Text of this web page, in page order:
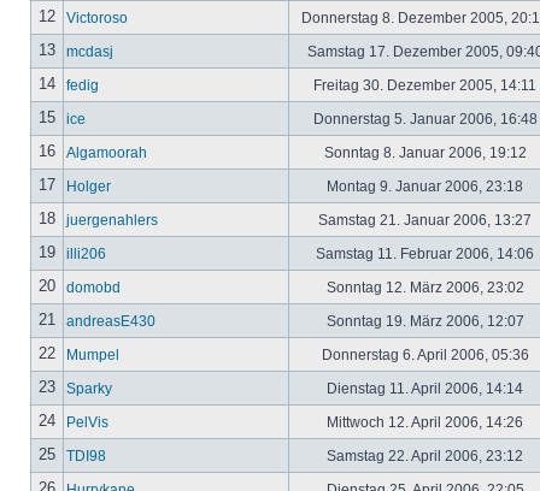
12 Victoroso Donnerstag 8. Dezember 2005,
13 mcdasj Samstag 17. Dezember 2005,
14 fedig Freitag 30. Dezember 2005, 14:11
15 ice Donnerstag 5. Januar 2006, 16:48
16 Algamoorah Sonntag 8. Januar 2006, 19:12
17 Holger Montag 9. Januar 2006, 23:18
18 juergenahlers Samstag 21. Januar 2006, 13:27
19 illi206 Samstag 11. Februar 2006, 14:06
20 domobd Sonntag 12. März 2006, 23:02
21 andreasE430 Sonntag 19. März 2006, 12:07
22 Mumpel Donnerstag 6. April 2006, 05:36
23 Sparky Dienstag 11. April 2006, 14:14
24 PelVis Mittwoch 12. April 2006, 14:26
25 TDI98 Samstag 22. April 2006, 23:12